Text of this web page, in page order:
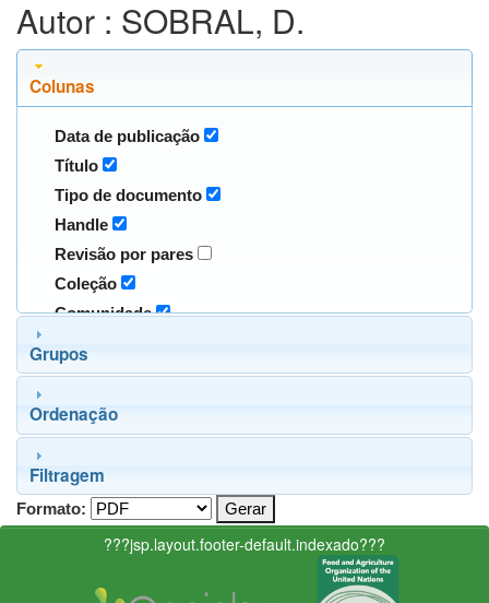
Autor : SOBRAL, D.
Colunas
Data de publicação
Título
Tipo de documento
Handle
Revisão por pares
Coleção
Comunidade
Grupos
Ordenação
Filtragem
Formato:
???jsp.layout.footer-default.indexado???